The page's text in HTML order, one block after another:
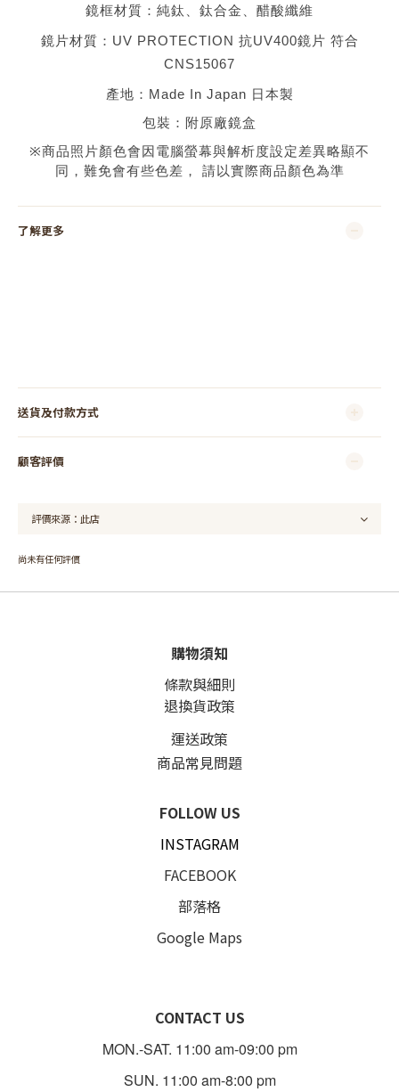
鏡框材質： 純鈦、鈦合金、醋酸纖維
鏡片材質： UV PROTECTION 抗UV400鏡片 符合
CNS15067
產地： Made In Japan 日本製
包裝：附原廠鏡盒
※商品照片顏色會因電腦螢幕與解析度設定差異略顯不
同，難免會有些色差，
請以實際商品顏色為準
了解更多
送貨及付款方式
顧客評價
尚未有任何評價
購物須知
條款與細則
退換貨政策
運送政策
商品常見問題
FOLLOW US
INSTAGRAM
FACEBOOK
部落格
Google Maps
CONTACT US
MON.-SAT. 11:00 am-09:00 pm
SUN. 11:00 am-8:00 pm